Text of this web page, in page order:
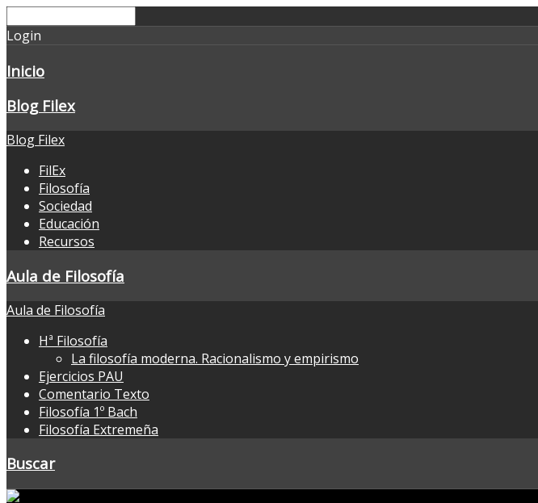
Login
Inicio
Blog Filex
Blog Filex
FilEx
Filosofía
Sociedad
Educación
Recursos
Aula de Filosofía
Aula de Filosofía
Hª Filosofía
La filosofía moderna. Racionalismo y empirismo
Ejercicios PAU
Comentario Texto
Filosofía 1º Bach
Filosofía Extremeña
Buscar